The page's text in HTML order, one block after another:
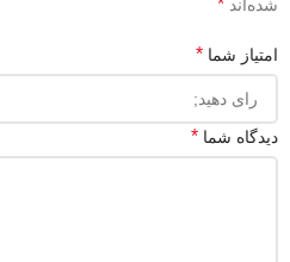
شده‌اند
امتیاز شما *
دیدگاه شما *